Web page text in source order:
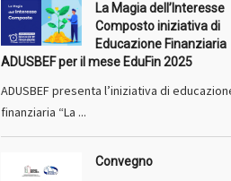
La Magia dell’Interesse
Composto iniziativa di
Educazione Finanziaria
ADUSBEF per il mese EduFin 2025
ADUSBEF presenta l’iniziativa di
finanziaria “La ...
Convegno